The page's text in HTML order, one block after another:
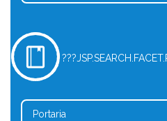
Portaria